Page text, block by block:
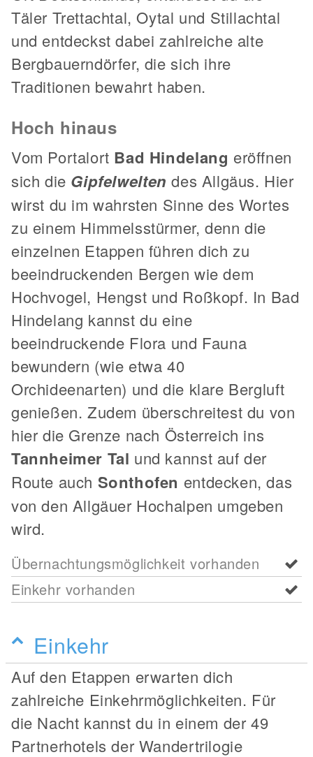
Täler Trettachtal, Oytal und Stillachtal
und entdeckst dabei zahlreiche alte
Bergbauerndörfer, die sich ihre
Traditionen bewahrt haben.
Hoch hinaus
Vom Portalort Bad Hindelang eröffnen
sich die Gipfelwelten des Allgäus. Hier
wirst du im wahrsten Sinne des Wortes
zu einem Himmelsstürmer, denn die
einzelnen Etappen führen dich zu
beeindruckenden Bergen wie dem
Hochvogel, Hengst und Roßkopf. In Bad
Hindelang kannst du eine
beeindruckende Flora und Fauna
bewundern (wie etwa 40
Orchideenarten) und die klare Bergluft
genießen. Zudem überschreitest du von
hier die Grenze nach Österreich ins
Tannheimer Tal und kannst auf der
Route auch Sonthofen entdecken, das
von den Allgäuer Hochalpen umgeben
wird.
Übernachtungsmöglichkeit vorhanden
Einkehr vorhanden
Einkehr
Auf den Etappen erwarten dich
zahlreiche Einkehrmöglichkeiten. Für
die Nacht kannst du in einem der 49
Partnerhotels der Wandertrilogie